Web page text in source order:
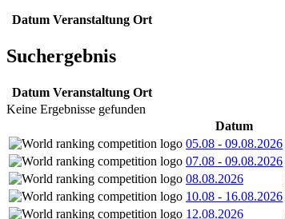
Datum Veranstaltung Ort
Suchergebnis
Datum Veranstaltung Ort
Keine Ergebnisse gefunden
Datum
05.08 - 09.08.2026
07.08 - 09.08.2026
08.08.2026
10.08 - 16.08.2026
12.08.2026